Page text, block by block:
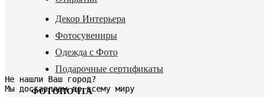
Не нашли Ваш город?
Мы доставляем по всему миру
Декор Интерьера
Фотосувениры
Одежда с Фото
Подарочные сертификаты
ФОТОПОЧТА